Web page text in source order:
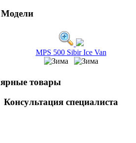
Модели
MPS 500 Sibir Ice Van
товары
Консультация специалиста